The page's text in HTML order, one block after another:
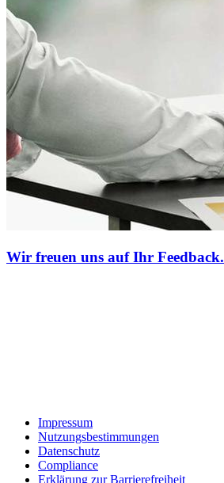
Wir freuen uns auf Ihr Feedback.
Impressum
Nutzungsbestimmungen
Datenschutz
Compliance
Erklärung zur Barrierefreiheit